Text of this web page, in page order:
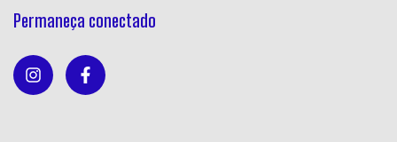
Permaneça conectado